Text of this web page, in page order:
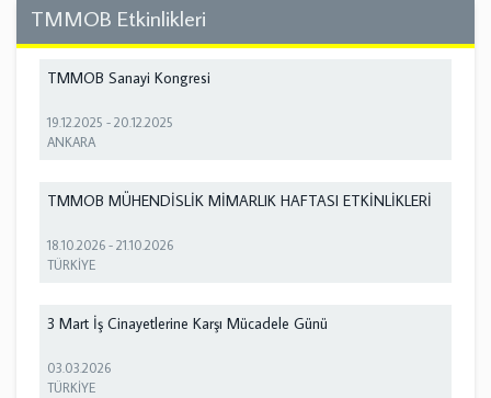
TMMOB Etkinlikleri
TMMOB Sanayi Kongresi
19.12.2025 -20.12.2025
ANKARA
TMMOB MÜHENDİSLİK MİMARLIK HAFTASI ETKİNLİKLERİ
18.10.2026 -21.10.2026
TÜRKİYE
3 Mart İş Cinayetlerine Karşı Mücadele Günü
03.03.2026
TÜRKİYE